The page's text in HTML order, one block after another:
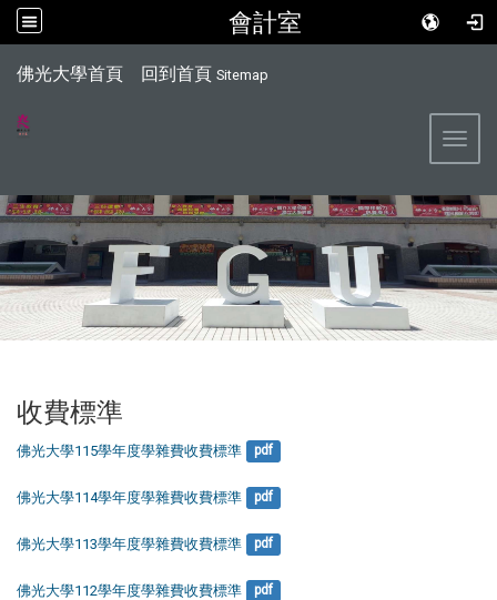
會計室
佛光大學首頁 回到首頁 Sitemap
收費標準
佛光大學115學年度學雜費收費標準 pdf
佛光大學114學年度學雜費收費標準 pdf
佛光大學113學年度學雜費收費標準 pdf
佛光大學112學年度學雜費收費標準 pdf